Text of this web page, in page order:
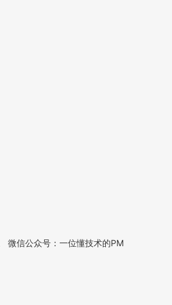
微信公众号：一位懂技术的PM